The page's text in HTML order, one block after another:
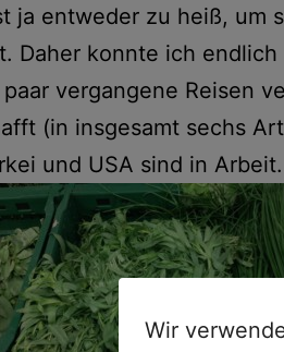
ja entweder zu heiß, um
Daher konnte ich
vergangene Reisen
(in insgesamt sechs
und USA sind in Arbeit.
Wir